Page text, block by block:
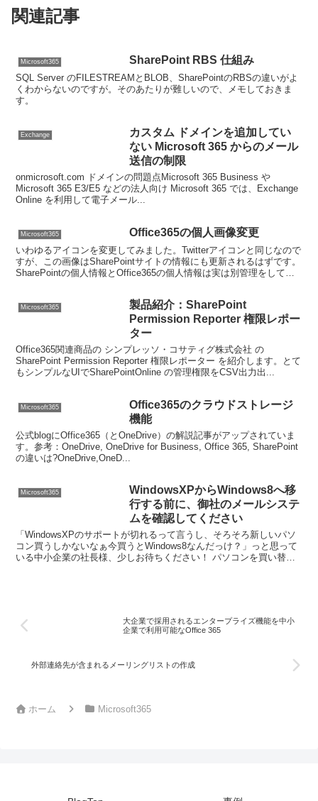
関連記事
Microsoft365 SharePoint RBS 仕組み
SQL Server のFILESTREAMとBLOB、SharePointのRBSの違いがよ
くわからないのですが。そのあたりが難しいので、メモしておきま
す。
Exchange
カスタム ドメインを追加してい
ない Microsoft 365 からのメール
送信の制限
onmicrosoft.com ドメインの問題点Microsoft 365 Business や
Microsoft 365 E3/E5 などの法人向け Microsoft 365 では、Exchange
Online を利用して電子メール...
Microsoft365 Office365の個人画像変更
いわゆるアイコンを変更してみました。Twitterアイコンと同じなので
すが、この画像はSharePointサイトの情報にも更新されるはずです。
SharePointの個人情報とOffice365の個人情報は実は別管理をしてい
Microsoft365
製品紹介：SharePoint
Permission Reporter 権限レポー
ター
Office365関連商品の シンプレッソ・コサティグ株式会社 の
SharePoint Permission Reporter 権限レポーター を紹介します。とて
もシンプルなUIでSharePointOnline の管理権限をCSV出力出...
Microsoft365
Office365のクラウドストレージ
機能
公式blogにOffice365（とOneDrive）の解説記事がアップされていま
す。参考：OneDrive, OneDrive for Business, Office 365, SharePoint
の違いは?OneDrive,OneD...
Microsoft365
WindowsXPからWindows8へ移
行する前に、御社のメールシステ
ムを確認してください
「WindowsXPのサポートが切れるって言うし、そろそろ新しいパソ
コン買うしかないなぁ今買うとWindows8なんだっけ？」っと思って
いる中小企業の社長様、少しお待ちください！ パソコンを買い替え
大企業で採用されるエンタープライズ機能を中小
企業で利用可能なOffice 365
外部連絡先が含まれるメーリングリストの作成
ホーム Microsoft365